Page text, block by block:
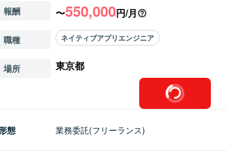
報酬 〜550,000円/月
職種 ネイティブアプリエンジニア
場所 東京都
態 業務委託(フリーランス)